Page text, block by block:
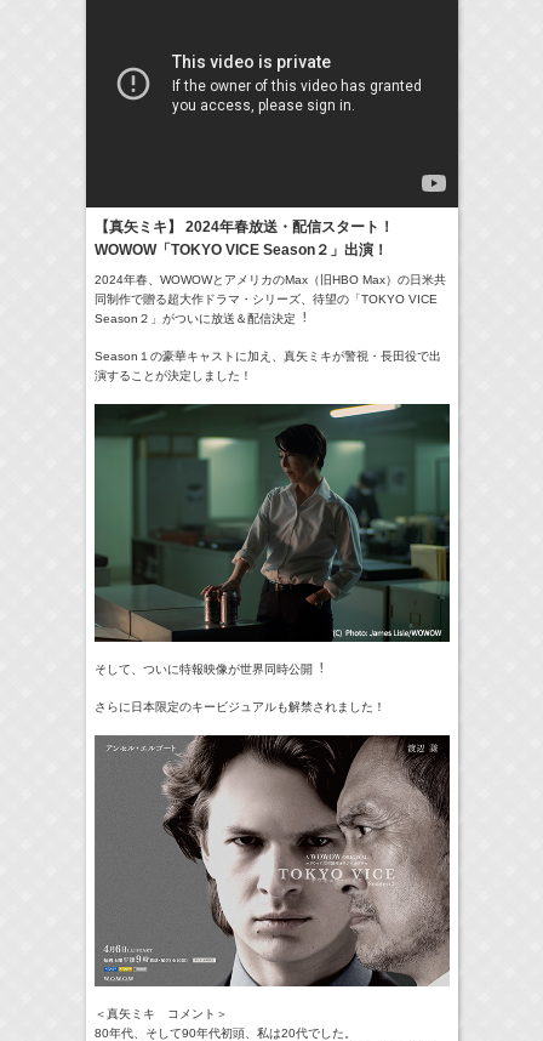
【真矢ミキ】 2024年春放送・配信スタート！
WOWOW「TOKYO VICE Season２」出演！
2024年春、WOWOWとアメリカのMax（旧HBO Max）の⽇米共
同制作で贈る超大作ドラマ・シリーズ、待望の「TOKYO VICE
Season２」がついに放送＆配信決定︕
Season１の豪華キャストに加え、真矢ミキが警視・⻑⽥役で出
演することが決定しました！
そして、ついに特報映像が世界同時公開︕
さらに日本限定のキービジュアルも解禁されました！
＜真矢ミキ コメント＞
80年代、そして90年代初頭、私は20代でした。